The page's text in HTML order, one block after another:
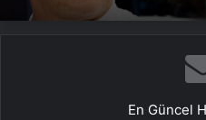
En Güncel